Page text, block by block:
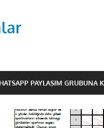
PAYLAŞIM GRUBUNA